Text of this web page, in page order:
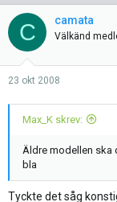
C camata
Välkänd
23 okt 2008
Max_K skrev:
Äldre modellen ska
bla
Tyckte det såg